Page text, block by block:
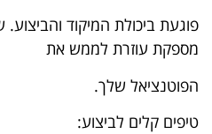
פוגעת ביכולת המיקוד והביצוע.
מספקת עוזרת לממש את
הפוטנציאל שלך.
טיפים קלים לביצוע: